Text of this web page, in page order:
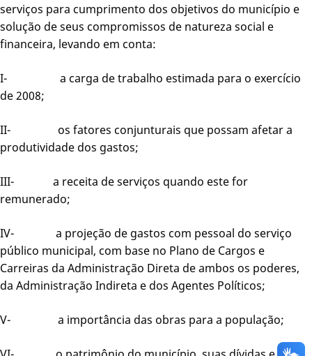
serviços para cumprimento dos objetivos do município e
solução de seus compromissos de natureza social e
financeira, levando em conta:
I- a carga de trabalho estimada para o exercício
de 2008;
II- os fatores conjunturais que possam afetar a
produtividade dos gastos;
III- a receita de serviços quando este for
remunerado;
IV- a projeção de gastos com pessoal do serviço
público municipal, com base no Plano de Cargos e
Carreiras da Administração Direta de ambos os poderes,
da Administração Indireta e dos Agentes Políticos;
V- a importância das obras para a população;